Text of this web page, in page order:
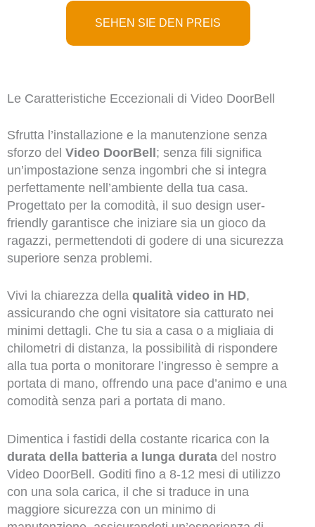
SEHEN SIE DEN PREIS
Le Caratteristiche Eccezionali di Video DoorBell
Sfrutta l’installazione e la manutenzione senza
sforzo del Video DoorBell; senza fili significa
un’impostazione senza ingombri che si integra
perfettamente nell’ambiente della tua casa.
Progettato per la comodità, il suo design user-
friendly garantisce che iniziare sia un gioco da
ragazzi, permettendoti di godere di una sicurezza
superiore senza problemi.
Vivi la chiarezza della qualità video in HD,
assicurando che ogni visitatore sia catturato nei
minimi dettagli. Che tu sia a casa o a migliaia di
chilometri di distanza, la possibilità di rispondere
alla tua porta o monitorare l’ingresso è sempre a
portata di mano, offrendo una pace d’animo e una
comodità senza pari a portata di mano.
Dimentica i fastidi della costante ricarica con la
durata della batteria a lunga duratadel nostro
Video DoorBell. Goditi fino a 8-12 mesi di utilizzo
con una sola carica, il che si traduce in una
maggiore sicurezza con un minimo di